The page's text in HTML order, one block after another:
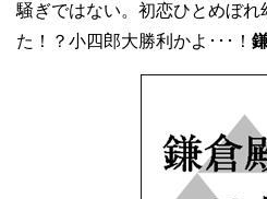
騒ぎではない。初恋ひとめぼ
た！？小四郎大勝利かよ･･･！